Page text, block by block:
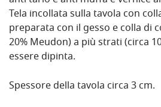
Tela incollata sulla tavola con
preparata con il gesso e colla di
20% Meudon) a più strati (circa
essere dipinta.
Spessore della tavola circa 3 cm.